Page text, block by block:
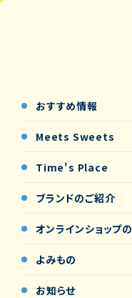
おすすめ情報
Meets Sweets
Time's Place
ブランドのご紹介
オンラインショップの
よみもの
お知らせ